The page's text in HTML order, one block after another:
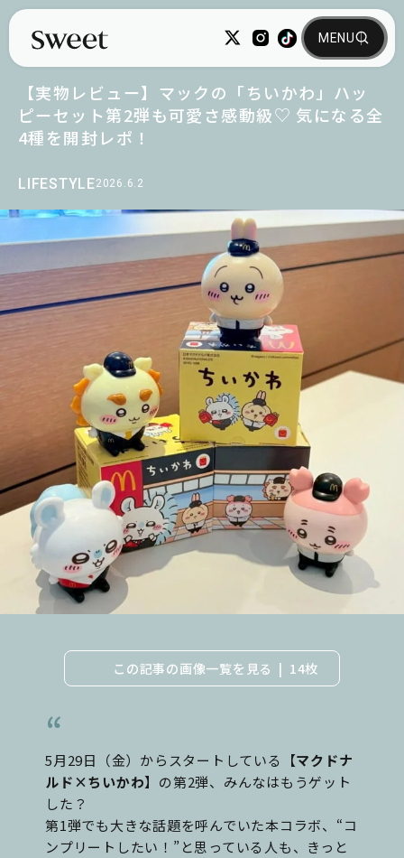
LIFESTYLE2026.6.2
【実物レビュー】マックの「ちいかわ」ハッ
ピーセット第2弾も可愛さ感動級♡ 気になる全
4種を開封レポ！
この記事の画像一覧を見る 14枚
5月29日（金）からスタートしている【マクドナ
ルド×ちいかわ】の第2弾、みんなはもうゲット
した？
第1弾でも大きな話題を呼んでいた本コラボ、“コ
ンプリートしたい！”と思っている人も、きっと